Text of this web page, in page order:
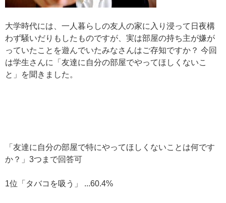
大学時代には、一人暮らしの友人の家に入り浸って日夜構
わず騒いだりもしたものですが、実は部屋の持ち主が嫌が
っていたことを遊んでいたみなさんはご存知ですか？ 今回
は学生さんに「友達に自分の部屋でやってほしくないこ
と」を聞きました。
「友達に自分の部屋で特にやってほしくないことは何です
か？」3つまで回答可
1位「タバコを吸う」 ...60.4%